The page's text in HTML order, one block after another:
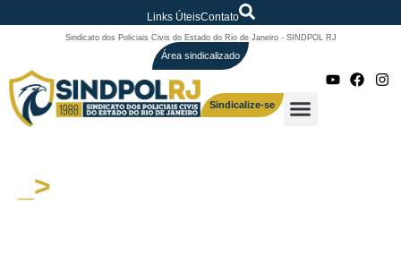
Links ÚteisContato
Sindicato dos Policiais Civis do Estado do Rio de Janeiro - SINDPOL RJ
Área sindicalizado
Sindicalize-se
_>